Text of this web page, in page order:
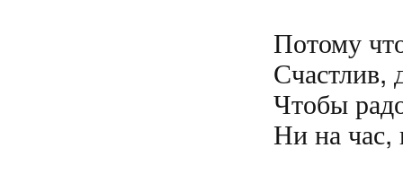
Потому
Чтобы
Ни на час,